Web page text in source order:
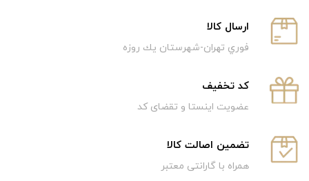
ارسال كالا
فوري تهران-شهرستان يك روزه
كد تخفيف
عضویت اینستا و تقضای کد
تضمین اصالت کالا
همراه با گارانتی معتبر